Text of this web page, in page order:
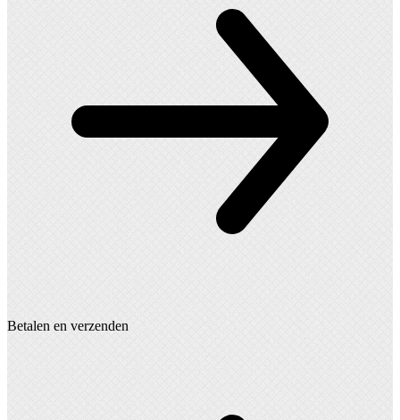
Betalen en verzenden